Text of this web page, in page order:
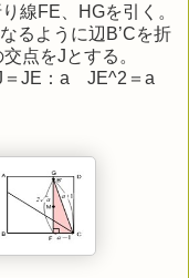
線FE、HGを引く。
るように辺B’Cを折
点をJとする。
＝JE：a JE^2＝a